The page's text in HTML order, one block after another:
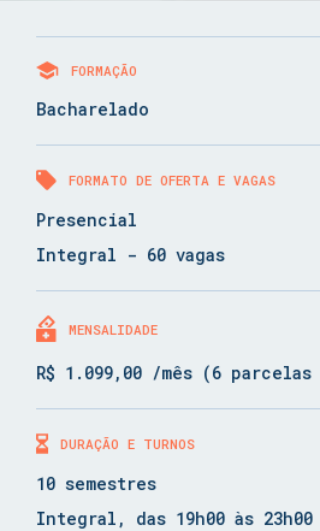
FORMAÇÃO
Bacharelado
FORMATO DE OFERTA E VAGAS
Presencial
Integral - 60 vagas
MENSALIDADE
R$ 1.099,00 /mês (6
DURAÇÃO E TURNOS
10 semestres
Integral, das 19h00 às 23h00